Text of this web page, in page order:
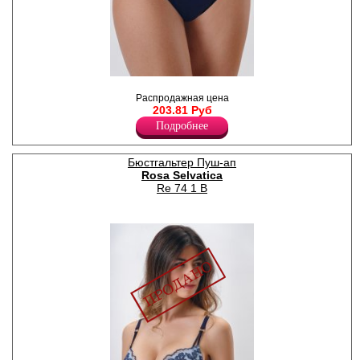
невероятный комфорт.
Полиамид 86%
Спандекс 14%
полиамидные, дымчатая
невесомая сеточка с
цветочной вышивкой на
боковой части трусиков.
Полиамид 86%
Спандекс 14%
Распродажная цена
203.81 Руб
Подробнее
Бюстгальтер Пуш-ап
Rosa Selvatica
Re 74 1 B